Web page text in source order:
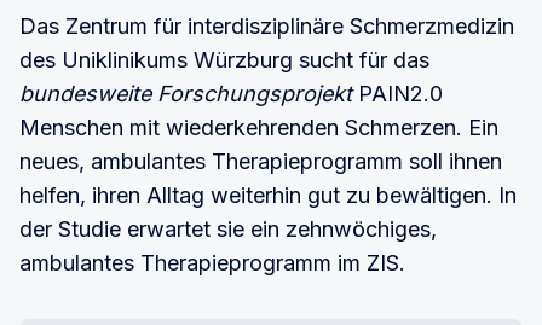
Das Zentrum für interdisziplinäre Schmerzmedizin
des Uniklinikums Würzburg sucht für das
bundesweite Forschungsprojekt PAIN2.0
Menschen mit wiederkehrenden Schmerzen. Ein
neues, ambulantes Therapieprogramm soll ihnen
helfen, ihren Alltag weiterhin gut zu bewältigen. In
der Studie erwartet sie ein zehnwöchiges,
ambulantes Therapieprogramm im ZIS.